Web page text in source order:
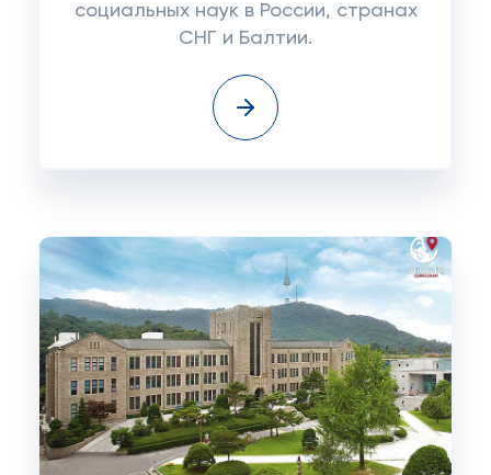
социальных наук в России, странах
СНГ и Балтии.